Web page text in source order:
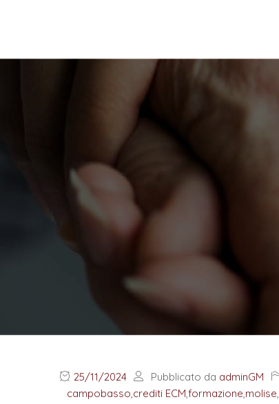
25/11/2024 Pubblicato da adminGM
campobasso,crediti ECM,formazione,molise,